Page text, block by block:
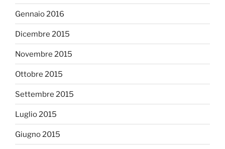
Gennaio 2016
Dicembre 2015
Novembre 2015
Ottobre 2015
Settembre 2015
Luglio 2015
Giugno 2015